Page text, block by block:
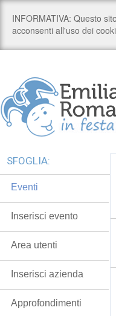
SFOGLIA:
Eventi
Inserisci evento
Area utenti
Inserisci azienda
Approfondimenti